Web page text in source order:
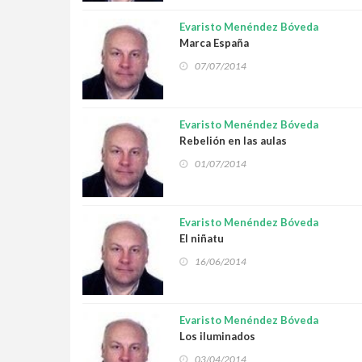
Evaristo Menéndez Bóveda
Marca España
07/07/2014
Evaristo Menéndez Bóveda
Rebelión en las aulas
01/07/2014
Evaristo Menéndez Bóveda
El niñatu
16/06/2014
Evaristo Menéndez Bóveda
Los iluminados
03/04/2014